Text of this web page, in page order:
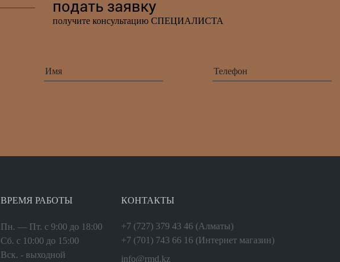
подать заявку
получите консультацию СПЕЦИАЛИСТА
ВРЕМЯ РАБОТЫ
Пн. — Пт. с 9:00 до 18:00
Сб. с 10:00 до 15:00
Вск. - выходной
КОНТАКТЫ
+7 (727) 379 43 46 (Алматы)
+7 (701) 743 66 16 (Интернет магазин)
info@rmd.kz